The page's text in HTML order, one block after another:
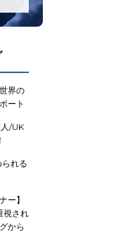
界の
ート
/UK
れる
ー】
視され
から